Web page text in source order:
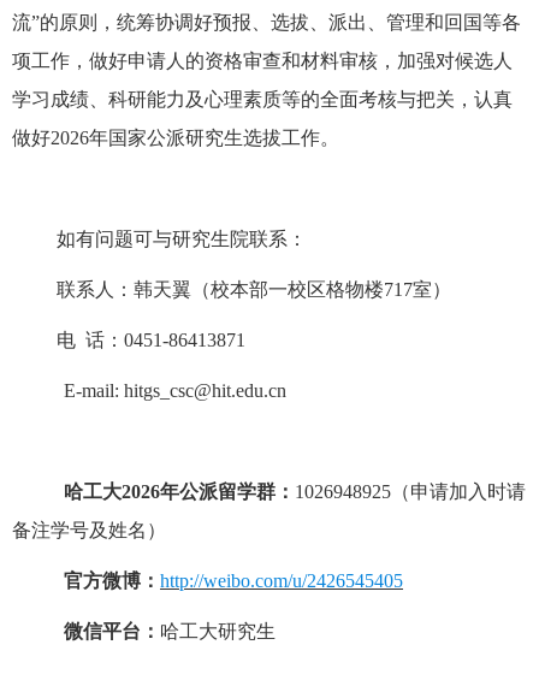
流”的原则，统筹协调好预报、选拔、派出、管理和回国等各
项工作，做好申请人的资格审查和材料审核，加强对候选人
学习成绩、科研能力及心理素质等的全面考核与把关，认真
做好2026年国家公派研究生选拔工作。
如有问题可与研究生院联系：
联系人： 韩天翼 （校本部一校区格物楼717室）
电 话： 0451-86413871
E-mail: hitgs _csc@hit.edu.cn
哈工大2026年公派留学群： 1026948925 （申请加入时请
备注学号及姓名）
官方微博： http://weibo.com/u/2426545405
微信平台： 哈工大研究生